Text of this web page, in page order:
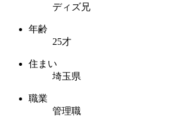
ディズ兄
年齢
25才
住まい
埼玉県
職業
管理職